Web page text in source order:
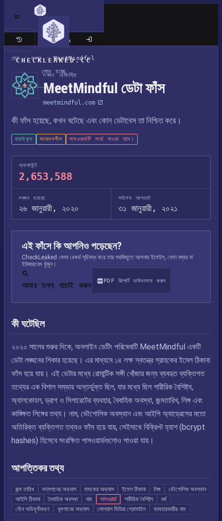
CHECKLEAKED.CC
লোড হচ্ছে
ক্লাসিক সাইট
হোম / লঙ্ঘন / MeetMindful
লঙ্ঘন রেজিস্ট্রি
MeetMindful ডেটা ফাঁস
meetmindful.com
কী ফাঁস হয়েছে, কখন ঘটেছে এবং কোন ডেটাবেস তা নিশ্চিত করে।
যাচাইকৃত সংবেদনশীল পাসওয়ার্ডটি সার্চে পাওয়া যাবে।
অ্যাকাউন্ট
2,653,588
লঙ্ঘন হয়েছে
২৬ জানুয়ারী, ২০২০
সর্বশেষ আপডেট
৩১ জানুয়ারী, ২০২১
এই ফাঁসে কি আপনিও পড়েছেন?
CheckLeaked যেসব রেকর্ড সূচিবদ্ধ করে তার সবকিছুতে আপনার ইমেইল, ফোন নম্বর বা
ইউজারনেম খুঁজুন।
আমার তথ্য যাচাই করুন PDF রিপোর্ট ডাউনলোড করুন
কী ঘটেছিল
২০২০ সালের শুরুর দিকে, অনলাইন ডেটিং পরিষেবাটি MeetMindful একটি
ডেটা লঙ্ঘনের শিকার হয়েছে। এর মাধ্যমে ১৪ লক্ষ স্বতন্ত্র গ্রাহকের ইমেল ঠিকানা
ফাঁস হয়ে যায়। এই ডেটার মধ্যে রোমান্টিক সঙ্গী খোঁজার জন্য ব্যবহৃত ব্যক্তিগত
তথ্যের এক বিশাল সম্ভার অন্তর্ভুক্ত ছিল, যার মধ্যে ছিল শারীরিক বৈশিষ্ট্য,
অ্যালকোহল, ড্রাগ ও সিগারেটের ব্যবহার, বৈবাহিক অবস্থা, জন্মতারিখ, লিঙ্গ এবং
কাঙ্ক্ষিত লিঙ্গের তথ্য। নাম, ভৌগোলিক অবস্থান এবং আইপি অ্যাড্রেসের মতো
অতিরিক্ত ব্যক্তিগত তথ্যও ফাঁস হয়ে যায়, সেইসাথে বিক্রিপ্ট হ্যাশ (bcrypt
hashes) হিসেবে সংরক্ষিত পাসওয়ার্ডগুলোও পাওয়া যায়।
আপত্তিকর তথ্য
জন্ম তারিখ মদ্যপানের অভ্যাস মাদকের অভ্যাস ইমেল ঠিকানা লিঙ্গ
ভৌগোলিক অবস্থান
আইপি ঠিকানা
বৈবাহিক অবস্থা নাম পাসওয়ার্ড শারীরিক বৈশিষ্ট্য
ধর্ম
যৌন অভিমুখীকরণ
ধূমপানের অভ্যাস সোশ্যাল মিডিয়া প্রোফাইল ব্যবহারকারীর নাম